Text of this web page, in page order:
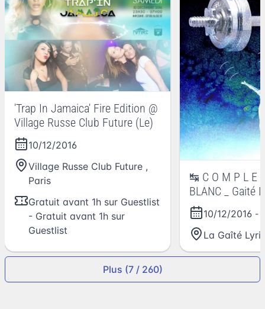
'Trap In Jamaica' Fire Edition @
Village Russe Club Future (Le)
10/12/2016
Village Russe Club Future ,
Paris
Gratuit avant 1h sur Guestlist
- Gratuit avant 1h sur
Guestlist
↹ C O M P L E
BLANC _ Gaité
10.12.16
10/12/2016 -
La Gaîté
Plus (7 / 260)